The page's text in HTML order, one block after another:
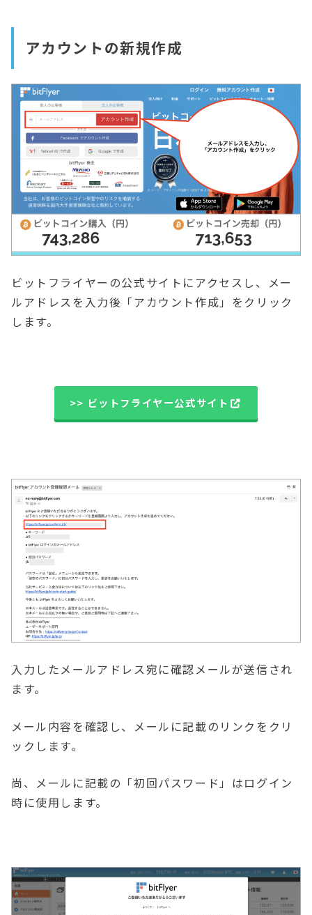
アカウントの新規作成
ビットフライヤーの公式サイトにアクセスし、メー
ルアドレスを入力後「アカウント作成」をクリック
します。
>> ビットフライヤー公式サイト
入力したメールアドレス宛に確認メールが送信され
ます。
メール内容を確認し、メールに記載のリンクをクリ
ックします。
尚、メールに記載の「初回パスワード」はログイン
時に使用します。